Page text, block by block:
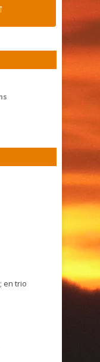
en trio